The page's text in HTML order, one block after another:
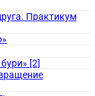
Практикум
[2]